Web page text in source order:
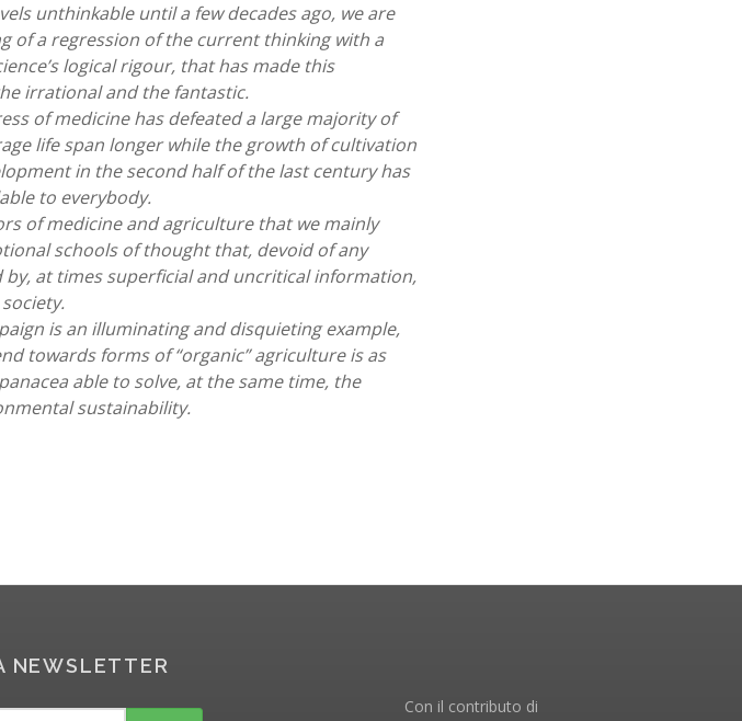
unthinkable until a few decades ago, we are
of a regression of the current thinking with a
logical rigour, that has made this
irrational and the fantastic.
of medicine has defeated a large majority of
life span longer while the growth of cultivation
in the second half of the last century has
to everybody.
of medicine and agriculture that we mainly
schools of thought that, devoid of any
at times superficial and uncritical information,
is an illuminating and disquieting example,
towards forms of “organic” agriculture is as
able to solve, at the same time, the
sustainability.
NEWSLETTER
Con il contributo di